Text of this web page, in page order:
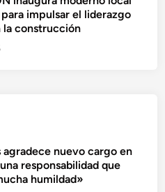
impulsar el liderazgo
la construcción
agradece nuevo cargo en
responsabilidad que
humildad»